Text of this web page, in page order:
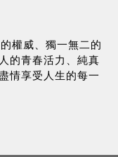
權威、獨一無二的
的青春活力、純真
情享受人生的每一